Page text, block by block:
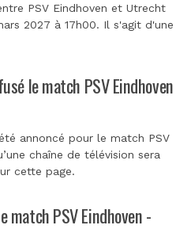
PSV Eindhoven et Utrecht
2027 à 17h00. Il s'agit d'une
le match PSV Eindhoven
annoncé pour le match PSV
chaîne de télévision sera
cette page.
match PSV Eindhoven -